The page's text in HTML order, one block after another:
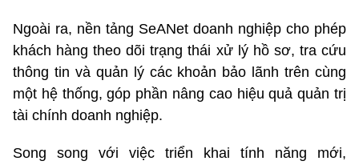
Ngoài ra, nền tảng SeANet doanh nghiệp cho phép
khách hàng theo dõi trạng thái xử lý hồ sơ, tra cứu
thông tin và quản lý các khoản bảo lãnh trên cùng
một hệ thống, góp phần nâng cao hiệu quả quản trị
tài chính doanh nghiệp.
Song song với việc triển khai tính năng mới,